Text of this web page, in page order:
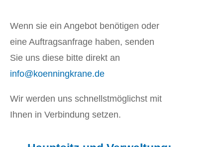
Wenn sie ein Angebot benötigen oder
eine Auftragsanfrage haben, senden
Sie uns diese bitte direkt an
info@koenningkrane.de
Wir werden uns schnellstmöglichst mit
Ihnen in Verbindung setzen.